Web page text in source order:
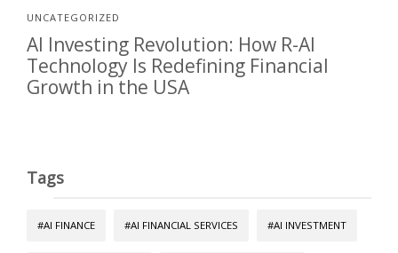
UNCATEGORIZED
AI Investing Revolution: How R-AI
Technology Is Redefining Financial
Growth in the USA
Tags
#AI FINANCE #AI FINANCIAL SERVICES #AI INVESTMENT